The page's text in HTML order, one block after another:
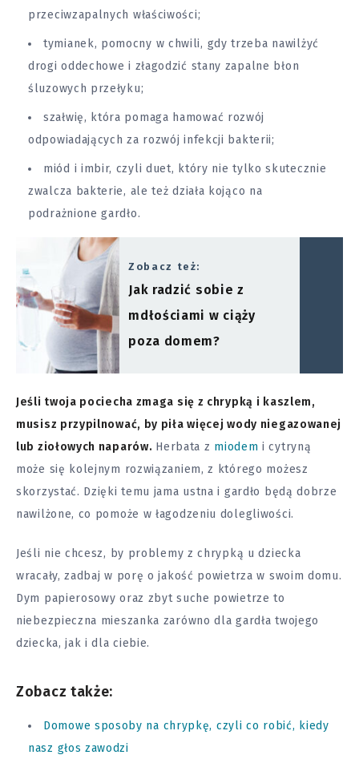
przeciwzapalnych właściwości;
tymianek, pomocny w chwili, gdy trzeba nawilżyć
drogi oddechowe i złagodzić stany zapalne błon
śluzowych przełyku;
szałwię, która pomaga hamować rozwój
odpowiadających za rozwój infekcji bakterii;
miód i imbir, czyli duet, który nie tylko skutecznie
zwalcza bakterie, ale też działa kojąco na
podrażnione gardło.
Zobacz też:
Jak radzić sobie z
mdłościami w ciąży
poza domem?
Jeśli twoja pociecha zmaga się z chrypką i kaszlem,
musisz przypilnować, by piła więcej wody niegazowanej
lub ziołowych naparów. Herbata z miodem i cytryną
może się kolejnym rozwiązaniem, z którego możesz
skorzystać. Dzięki temu jama ustna i gardło będą dobrze
nawilżone, co pomoże w łagodzeniu dolegliwości.
Jeśli nie chcesz, by problemy z chrypką u dziecka
wracały, zadbaj w porę o jakość powietrza w swoim domu.
Dym papierosowy oraz zbyt suche powietrze to
niebezpieczna mieszanka zarówno dla gardła twojego
dziecka, jak i dla ciebie.
Zobacz także:
Domowe sposoby na chrypkę, czyli co robić, kiedy
nasz głos zawodzi